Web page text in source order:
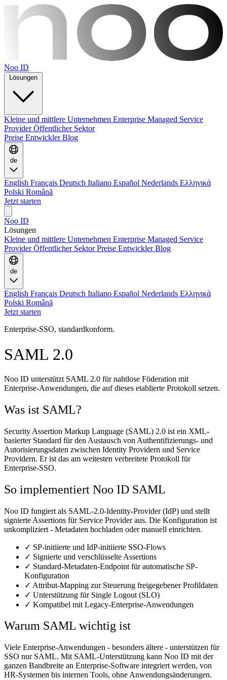
Noo ID
Kleine und mittlere Unternehmen Enterprise Managed Service
ProviderÖffentlicher Sektor
Preise EntwicklerBlog
de
English Français Deutsch Italiano Español Nederlands Ελληνικά
Polski Română
Jetzt starten
Noo ID
Lösungen
Kleine und mittlere Unternehmen Enterprise Managed Service
ProviderÖffentlicher SektorPreise EntwicklerBlog
de
English Français Deutsch Italiano Español Nederlands Ελληνικά
Polski Română
Jetzt starten
Enterprise-SSO, standardkonform.
SAML 2.0
Noo ID unterstützt SAML 2.0 für nahtlose Föderation mit
Enterprise-Anwendungen, die auf dieses etablierte Protokoll setzen.
Was ist SAML?
Security Assertion Markup Language (SAML) 2.0 ist ein XML-
basierter Standard für den Austausch von Authentifizierungs- und
Autorisierungsdaten zwischen Identity Providern und Service
Providern. Er ist das am weitesten verbreitete Protokoll für
Enterprise-SSO.
So implementiert Noo ID SAML
Noo ID fungiert als SAML-2.0-Identity-Provider (IdP) und stellt
signierte Assertions für Service Provider aus. Die Konfiguration ist
unkompliziert - Metadaten hochladen oder manuell einrichten.
✓ SP-initiierte und IdP-initiierte SSO-Flows
✓ Signierte und verschlüsselte Assertions
✓ Standard-Metadaten-Endpoint für automatische SP-
Konfiguration
✓ Attribut-Mapping zur Steuerung freigegebener Profildaten
✓ Unterstützung für Single Logout (SLO)
✓ Kompatibel mit Legacy-Enterprise-Anwendungen
Warum SAML wichtig ist
Viele Enterprise-Anwendungen - besonders ältere - unterstützen für
SSO nur SAML. Mit SAML-Unterstützung kann Noo ID mit der
ganzen Bandbreite an Enterprise-Software integriert werden, von
HR-Systemen bis internen Tools, ohne Anwendungsänderungen.